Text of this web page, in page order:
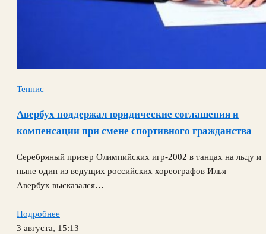
Теннис
Авербух поддержал юридические соглашения и
компенсации при смене спортивного гражданства
Серебряный призер Олимпийских игр‑2002 в танцах на льду и
ныне один из ведущих российских хореографов Илья
Авербух высказался…
Подробнее
3 августа, 15:13